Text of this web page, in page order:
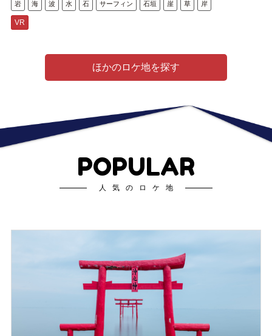
岩 海 波 水 石 サーフィン 石垣 崖 草 岸
VR
ほかのロケ地を探す
POPULAR
人気のロケ地